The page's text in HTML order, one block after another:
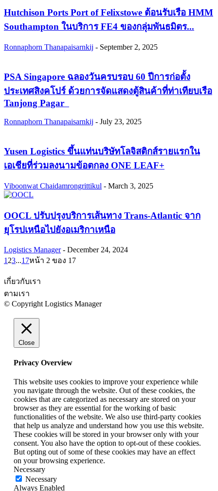
Hutchison Ports Port of Felixstowe ต้อนรับเรือ HMM
Southampton ในบริการ FE4 ของกลุ่มพันธมิตร...
Ronnaphorn Thanapaisarnkij - September 2, 2025
PSA Singapore ฉลองวันครบรอบ 60 ปีการก่อตั้ง
ประเทศสิงคโปร์ ด้วยการจัดแสดงตู้สินค้าที่ท่าเทียบเรือ
Tanjong Pagar
Ronnaphorn Thanapaisarnkij - July 23, 2025
Yusen Logistics ขึ้นแท่นบริษัทโลจิสติกส์รายแรกใน
เอเชียที่ร่วมลงนามข้อตกลง ONE LEAF+
Viboonwat Chaidamrongrittikul - March 3, 2025
OOCL ปรับปรุงบริการเส้นทาง Trans-Atlantic จาก
ยุโรปเหนือไปยังอเมริกาเหนือ
Logistics Manager - December 24, 2024
1 23...17หน้า 2 ของ 17
เกี่ยวกับเรา
ตามเรา
© Copyright Logistics Manager
Close
Privacy Overview
This website uses cookies to improve your experience while
you navigate through the website. Out of these cookies, the
cookies that are categorized as necessary are stored on your
browser as they are essential for the working of basic
functionalities of the website. We also use third-party cookies
that help us analyze and understand how you use this website.
These cookies will be stored in your browser only with your
consent. You also have the option to opt-out of these cookies.
But opting out of some of these cookies may have an effect
on your browsing experience.
Necessary
Necessary
Always Enabled